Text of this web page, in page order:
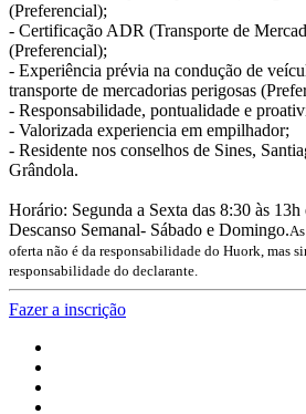
(Preferencial);
- Certificação ADR (Transporte de
(Preferencial);
- Experiência prévia na condução de
transporte de mercadorias perigosas
- Responsabilidade, pontualidade e
- Valorizada experiencia em empilhador;
- Residente nos conselhos de Sines,
Grândola.
Horário: Segunda a Sexta das 8:30 às 13h
Descanso Semanal- Sábado e Domingo.
oferta não é da responsabilidade do Huork, mas
responsabilidade do declarante.
Fazer a inscrição